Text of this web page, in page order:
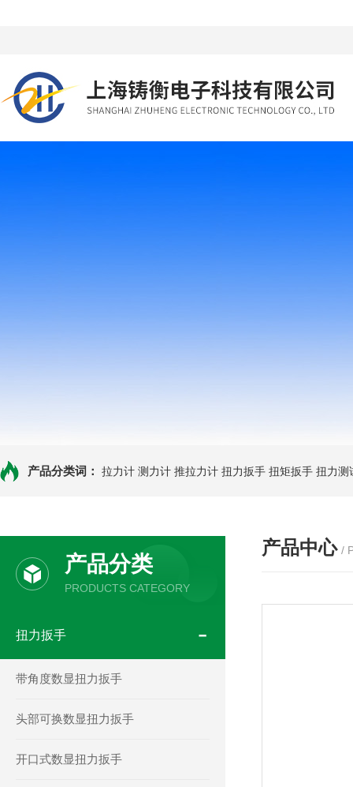
产品分类词： 拉力计 测力计 推拉力计 扭力扳手 扭矩扳手 扭力测
产品分类
PRODUCTS CATEGORY
扭力扳手
带角度数显扭力扳手
头部可换数显扭力扳手
开口式数显扭力扳手
产品中心 /